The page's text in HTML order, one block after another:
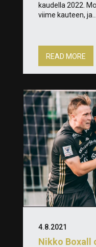
kaudella 2022.
viime kauteen, ja...
READ MORE
Nikko Boxall
4.8.2021